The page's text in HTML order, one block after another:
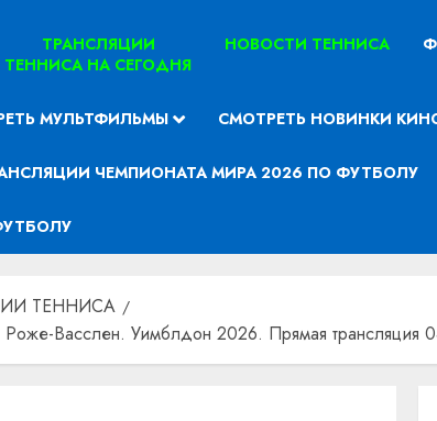
ТРАНСЛЯЦИИ
ТЕННИСА НА СЕГОДНЯ
НОВОСТИ ТЕННИСА
МУЛЬТФИЛЬМЫ СМОТРЕТЬ НОВИНКИ
ЧЕМПИОНАТА МИРА 2026 ПО ФУТБОЛУ
ТЕННИСА
Васслен. Уимблдон 2026. Прямая трансляция